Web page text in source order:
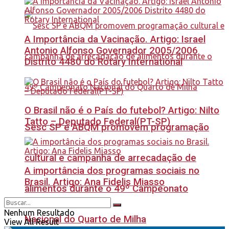
Sesc SP e ABQM promovem programação
cultural e campanha de arrecadação de
alimentos durante o 49º Campeonato
Nacional do Quarto de Milha
A Importância da Vacinação. Artigo: Israel
Antonio Alfonso Governador 2005/2006
Distrito 4480 do Rotary International
O Brasil não é o País do futebol? Artigo: Nilto
Tatto – Deputado Federal(PT-SP)
A importância dos programas sociais no
Brasil. Artigo: Ana Fidelis Miasso
Nenhum Resultado
View All Result